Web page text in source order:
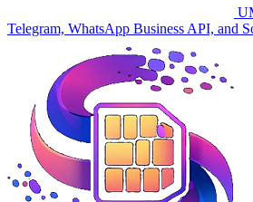
Telegram, WhatsApp Business API, and